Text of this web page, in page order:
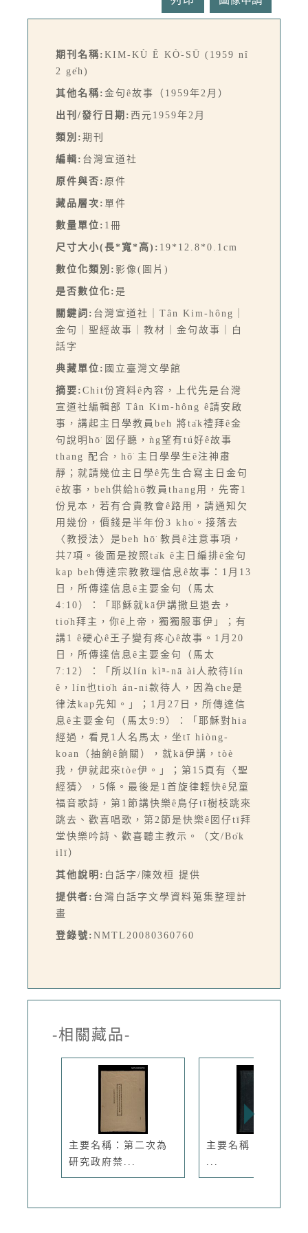
期刊名稱: KIM-KÙ Ê KÒ͘-SŪ (1959 nî
2 ge̍h)
其他名稱: 金句ê故事（1959年2月）
出刊/發行日期: 西元1959年2月
類別: 期刊
編輯: 台灣宣道社
原件與否: 原件
藏品層次: 單件
數量單位: 1冊
尺寸大小(長*寬*高): 19*12.8*0.1cm
數位化類別: 影像(圖片)
是否數位化: 是
關鍵詞: 台灣宣道社｜Tân Kim-hông｜
金句｜聖經故事｜教材｜金句故事｜白
話字
典藏單位: 國立臺灣文學館
摘要: Chit份資料ê內容，上代先是台灣
宣道社編輯部 Tân Kim-hông ê請安啟
事，講起主日學教員beh 將ta̍k禮拜ê金
句說明hō͘ 囡仔聽，ǹg望有tú好ê故事
thang 配合，hō͘ 主日學學生ē注神肅
靜；就請幾位主日學ê先生合寫主日金句
ê故事，beh供給hō͘教員thang用，先寄1
份見本，若有合貴教會ê路用，請通知欠
用幾份，價錢是半年份3 kho͘。接落去
〈教授法〉是beh hō͘ 教員ê注意事項，
共7項。後面是按照ta̍k ê主日編排ê金句
kap beh傳達宗教教理信息ê故事：1月13
日，所傳達信息ê主要金句（馬太
4:10）：「耶穌就kā伊講撒旦退去，
tio̍h拜主，你ê上帝，獨獨服事伊」；有
講1 ê硬心ê王子變有疼心ê故事。1月20
日，所傳達信息ê主要金句（馬太
7:12）：「所以lín kìⁿ-nā ài人款待lín
ê，lín也tio̍h án-ni款待人，因為che是
律法kap先知。」；1月27日，所傳達信
息ê主要金句（馬太9:9）：「耶穌對hia
經過，看見1人名馬太，坐tī hiòng-
koan（抽餉ê餉關），就kā伊講，tòè
我，伊就起來tòe伊。」；第15頁有〈聖
經猜〉，5條。最後是1首旋律輕快ê兒童
福音歌詩，第1節講快樂ê鳥仔tī樹枝跳來
跳去、歡喜唱歌，第2節是快樂ê囡仔tī拜
堂快樂吟詩、歡喜聽主教示。（文/Bo̍k
ilī）
其他說明: 白話字/陳效桓 提供
提供者: 台灣白話字文學資料蒐集整理計
畫
登錄號: NMTL20080360760
-相關藏品-
主要名稱：第二次為
研究政府禁...
主要名稱：Kū-iok ê